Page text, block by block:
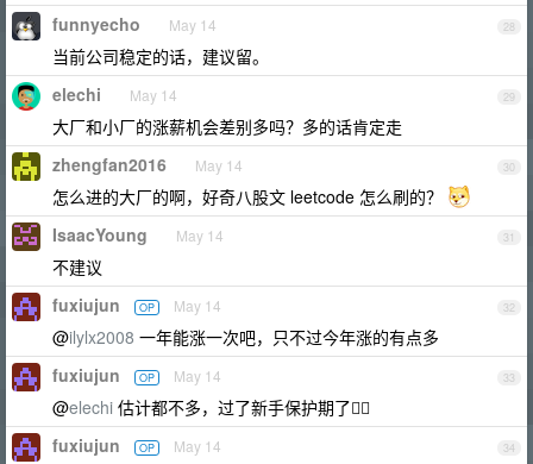
28
funnyecho May 14
当前公司稳定的话，建议留。
29
elechi May 14
大厂和小厂的涨薪机会差别多吗？多的话肯定走
30
zhengfan2016 May 14
怎么进的大厂的啊，好奇八股文 leetcode 怎么刷的？
31
IsaacYoung May 14
不建议
32
fuxiujun OP May 14
@ilylx2008 一年能涨一次吧，只不过今年涨的有点多
33
fuxiujun OP May 14
@elechi 估计都不多，过了新手保护期了😮‍💨
34
fuxiujun OP May 14